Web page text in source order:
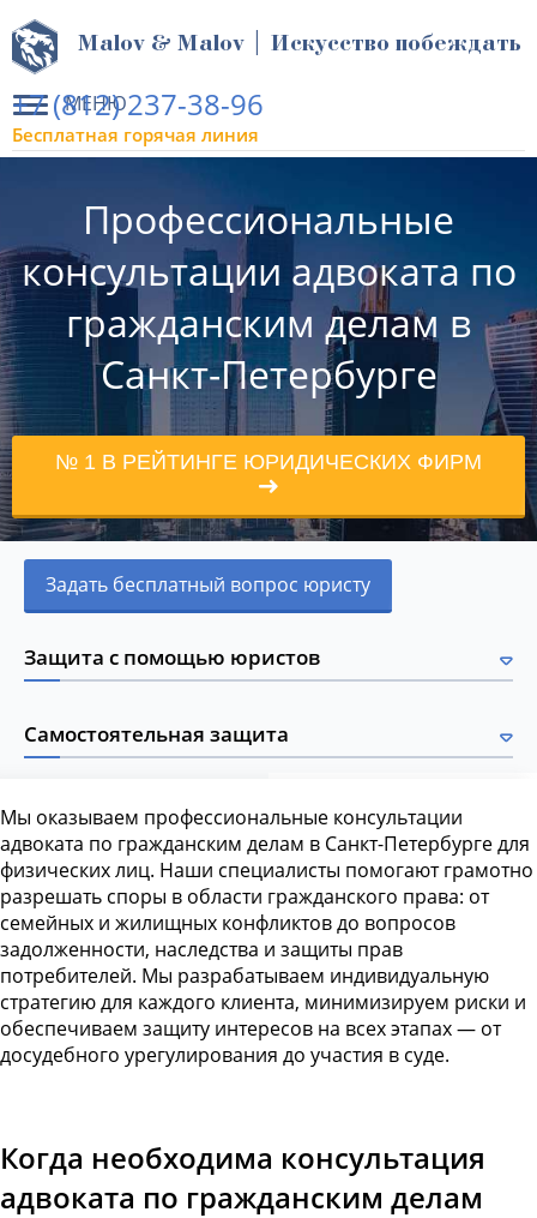
МЕНЮ
Malov & Malov | Искусство побеждать
+7 (812) 237-38-96
Бесплатная горячая линия
Профессиональные
консультации адвоката по
гражданским делам в
Санкт-Петербурге
№ 1 В РЕЙТИНГЕ ЮРИДИЧЕСКИХ ФИРМ
Задать бесплатный вопрос юристу
Защита с помощью юристов
Самостоятельная защита
Мы оказываем профессиональные консультации
адвоката по гражданским делам в Санкт-Петербурге для
физических лиц. Наши специалисты помогают грамотно
разрешать споры в области гражданского права: от
семейных и жилищных конфликтов до вопросов
задолженности, наследства и защиты прав
потребителей. Мы разрабатываем индивидуальную
стратегию для каждого клиента, минимизируем риски и
обеспечиваем защиту интересов на всех этапах — от
досудебного урегулирования до участия в суде.
Когда необходима консультация
адвоката по гражданским делам